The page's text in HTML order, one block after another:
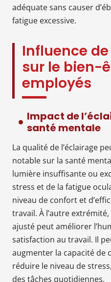
adéquate sans causer
fatigue excessive.
Influence
sur le bien-
employés
Impact de
santé mentale
La qualité de l’éclairage
notable sur la santé
lumière insuffisante ou
stress et de la fatigue
niveau de confort et
travail. À l’autre
ajusté peut améliorer
satisfaction au travail. Il
augmenter la capacité de
réduire le niveau de
des tâches quotidiennes.